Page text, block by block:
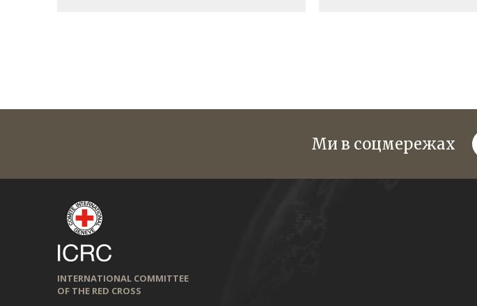
Ми в соцмережах
INTERNATIONAL COMMITTEE
OF THE RED CROSS